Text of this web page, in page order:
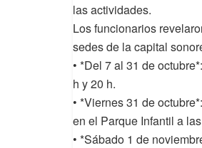
las actividades.
Los funcionarios
sedes de la capital
• *Del 7 al 31 de
h y 20 h.
• *Viernes 31 de
en el Parque Infantil a
• *Sábado 1 de